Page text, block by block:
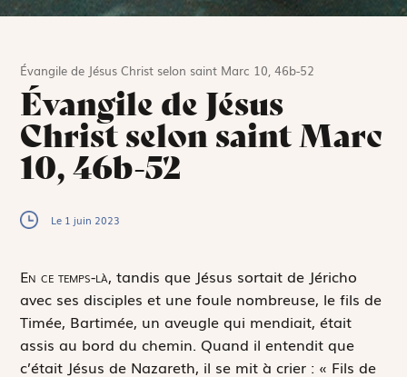
Évangile de Jésus Christ selon saint Marc 10, 46b-52
Évangile de Jésus
Christ selon saint Marc
10, 46b-52
Le 1 juin 2023
En ce temps-là, tandis que Jésus sortait de Jéricho
avec ses disciples et une foule nombreuse, le fils de
Timée, Bartimée, un aveugle qui mendiait, était
assis au bord du chemin. Quand il entendit que
c’était Jésus de Nazareth, il se mit à crier : « Fils de